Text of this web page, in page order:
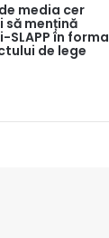
media cer
să mențină
în forma
de lege